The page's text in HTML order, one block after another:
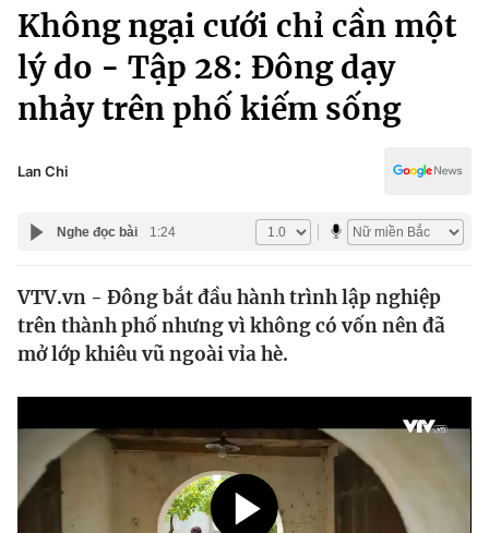
Chuyên mục
Chính trị
Xã hội
Pháp luật
Y tế
Thế giới
Tin tức
Thế giới đó đây
Câu chuyện quốc tế
Kinh tế
Thị trường
Góc doanh nghiệp
Dữ liệu và đời sống
Truyền hình
Kinh tế
Thể thao
Truyền hình
Văn hóa - Giải trí
Y tế
Không ngại cưới chỉ cần một
lý do - Tập 28: Đông dạy
nhảy trên phố kiếm sống
Lan Chi
Nghe đọc bài 1:24
VTV.vn - Đông bắt đầu hành trình lập nghiệp
trên thành phố nhưng vì không có vốn nên đã
mở lớp khiêu vũ ngoài vỉa hè.